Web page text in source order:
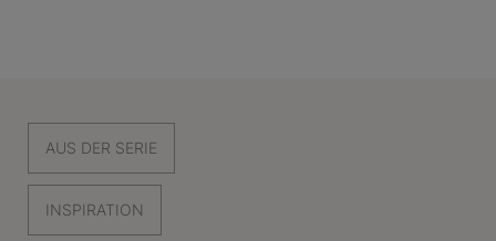
AUS DER SERIE
INSPIRATION